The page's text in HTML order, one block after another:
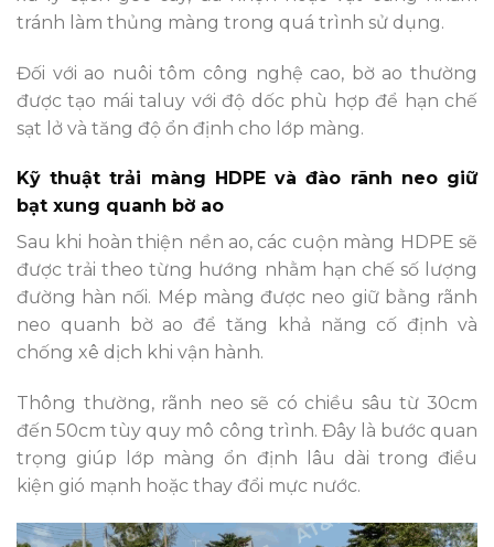
tránh làm thủng màng trong quá trình sử dụng.
Đối với ao nuôi tôm công nghệ cao, bờ ao thường
được tạo mái taluy với độ dốc phù hợp để hạn chế
sạt lở và tăng độ ổn định cho lớp màng.
Kỹ thuật trải màng HDPE và đào rãnh neo giữ
bạt xung quanh bờ ao
Sau khi hoàn thiện nền ao, các cuộn màng HDPE sẽ
được trải theo từng hướng nhằm hạn chế số lượng
đường hàn nối. Mép màng được neo giữ bằng rãnh
neo quanh bờ ao để tăng khả năng cố định và
chống xê dịch khi vận hành.
Thông thường, rãnh neo sẽ có chiều sâu từ 30cm
đến 50cmtùy quy mô công trình. Đây là bước quan
trọng giúp lớp màng ổn định lâu dài trong điều
kiện gió mạnh hoặc thay đổi mực nước.